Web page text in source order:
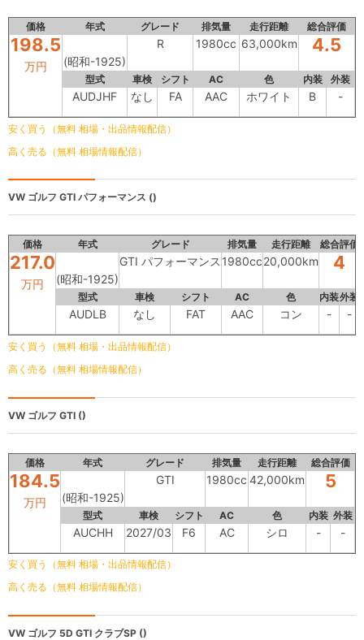
価格 年式 グレード 排気量 走行距離 総合評価
198.5
万円 (昭和-1925)
R 1980cc 63,000km 4.5
型式 車検 シフト AC 色 内装 外装
AUDJHF なし FA AAC ホワイト B -
安く買う（無料 相場・出品情報配信）
高く売る（無料 相場情報配信）
VW ゴルフ GTI パフォーマンス ()
価格 年式 グレード 排気量 走行距離 総合評価
217.0
万円 (昭和-1925)
GTI パフォーマンス 1980cc20,000km 4
型式 車検 シフト AC 色 内装外装
AUDLB なし FAT AAC コン - -
安く買う（無料 相場・出品情報配信）
高く売る（無料 相場情報配信）
VW ゴルフ GTI ()
価格 年式 グレード 排気量 走行距離 総合評価
184.5
万円 (昭和-1925)
GTI 1980cc 42,000km 5
型式 車検 シフト AC 色 内装 外装
AUCHH 2027/03 F6 AC シロ - -
安く買う（無料 相場・出品情報配信）
高く売る（無料 相場情報配信）
VW ゴルフ 5D GTI クラブSP ()